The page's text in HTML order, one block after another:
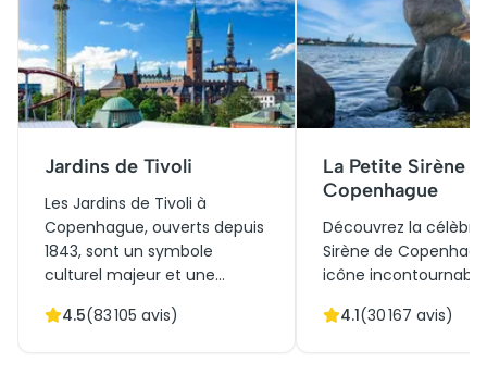
Jardins de Tivoli
Les Jardins de Tivoli à
Copenhague, ouverts depuis
1843, sont un symbole
culturel majeur et une
architecturale. Initialement
4.5(83 105 avis)
La Petite Sirène
Copenhague
Découvrez la
Sirène de
icône incontournable
Inspirée du conte
4.1(30 167 avis)